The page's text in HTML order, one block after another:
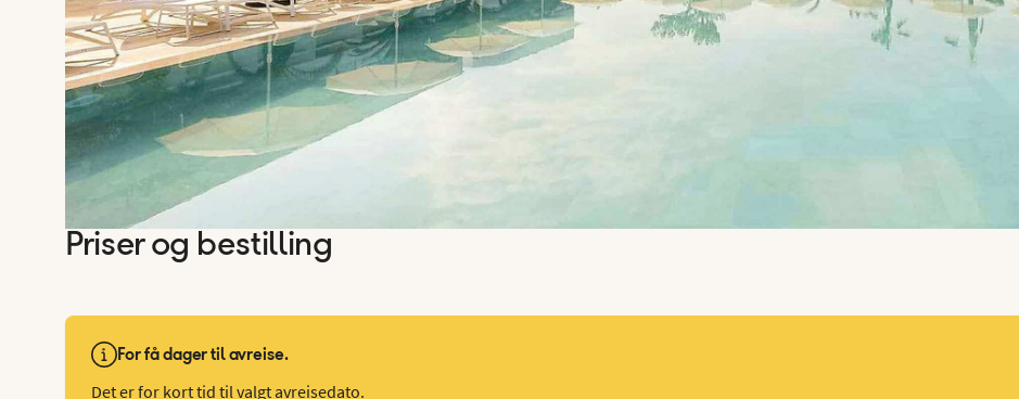
Priser og bestilling
For få dager til avreise.
Det er for kort tid til valgt avreisedato.